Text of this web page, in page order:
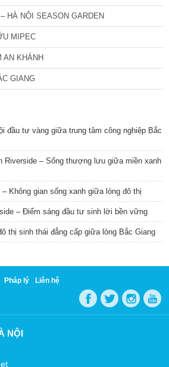
HÀ NỘI SEASON GARDEN
MIPEC
AN KHÁNH
GIANG
đầu tư vàng giữa trung tâm công nghiệp Bắc
Riverside – Sống thượng lưu giữa miền xanh
Không gian sống xanh giữa lòng đô thị
– Điểm sáng đầu tư sinh lời bền vững
thị sinh thái đẳng cấp giữa lòng Bắc Giang
Pháp lý Liên hệ
NỘI